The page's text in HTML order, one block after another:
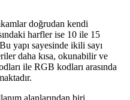
doğrudan kendi
harfler ise 10 ile 15
yapı sayesinde ikili sayı
daha kısa, okunabilir ve
ile RGB kodları arasında
alanlarından biri